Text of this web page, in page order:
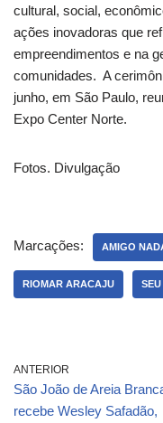
cultural, social,
ações inovadoras que
empreendimentos e na
comunidades. A
junho, em São Paulo,
Expo Center Norte.
Fotos. Divulgação
Marcações: AMIGO
RIOMAR ARACAJU
ANTERIOR
São João de Areia
recebe Wesley Safadão,